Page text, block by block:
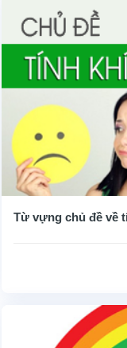
Từ vựng chủ đề về